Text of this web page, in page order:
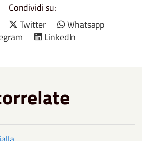
Condividi su:
Twitter
Whatsapp
LinkedIn